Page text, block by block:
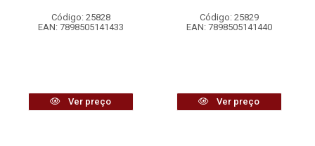
Código: 25828
EAN: 7898505141433
Ver preço
Código: 25829
EAN: 7898505141440
Ver preço